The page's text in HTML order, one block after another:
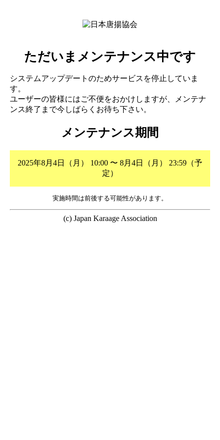
ただいまメンテナンス中です
システムアップデートのためサービスを停止していま
す。
ユーザーの皆様にはご不便をおかけしますが、メンテナ
ンス終了まで今しばらくお待ち下さい。
メンテナンス期間
2025年8月4日（月） 10:00 〜 8月4日（月） 23:59（予
定）
実施時間は前後する可能性があります。
(c) Japan Karaage Association